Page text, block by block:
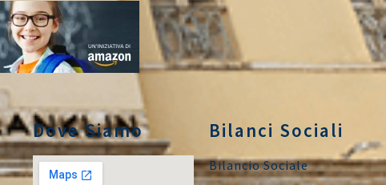
Dove Siamo Bilanci Sociali
Bilancio Sociale